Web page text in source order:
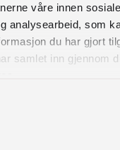
våre innen
analysearbeid, som
du har gjort
samlet inn gjennom
av prosjektet er
tilgjengelege for
på nettsida og
fortløpande
for sluttbrukarane.